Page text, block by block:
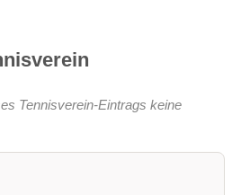
Tennisverein-Eintrags keine